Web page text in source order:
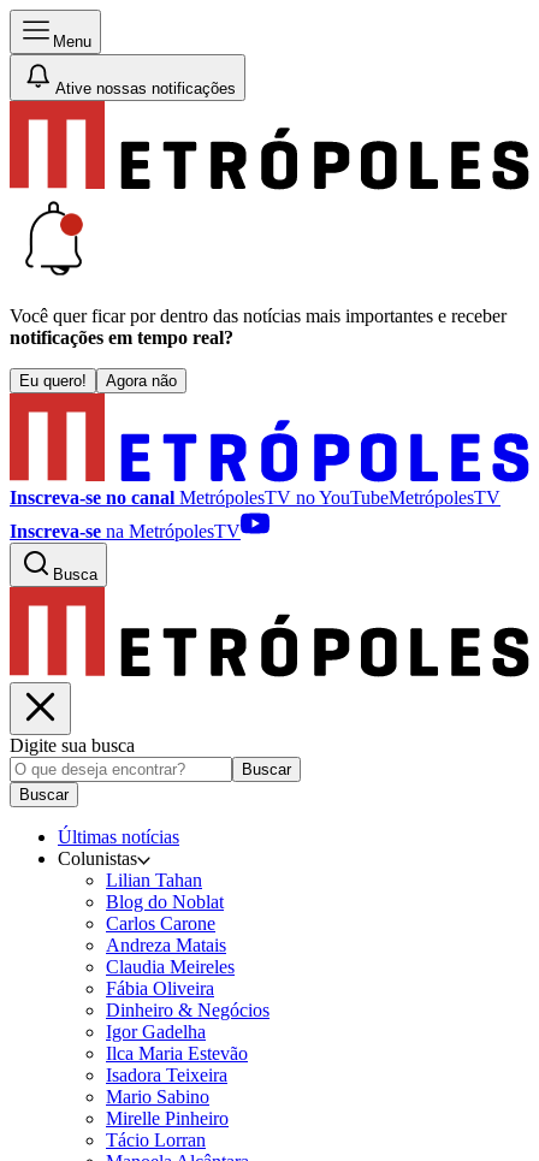
Menu
Ative nossas notificações
Você quer ficar por dentro das notícias mais importantes e receber
notificações em tempo real?
Eu quero! Agora não
Inscreva-se no canal MetrópolesTV noYouTubeMetrópolesTV
Inscreva-se na MetrópolesTV
Busca
Digite sua busca
Buscar
Buscar
Últimas notícias
Colunistas
Lilian Tahan
Blog do Noblat
Carlos Carone
Andreza Matais
Claudia Meireles
Fábia Oliveira
Dinheiro & Negócios
Igor Gadelha
Ilca Maria Estevão
Isadora Teixeira
Mario Sabino
Mirelle Pinheiro
Tácio Lorran